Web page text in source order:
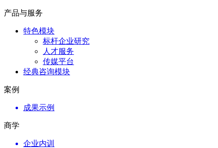
产品与服务
特色模块
标杆企业研究
人才服务
传媒平台
经典咨询模块
案例
成果示例
商学
企业内训